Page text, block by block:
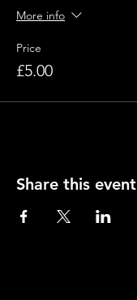
More info
Price
£5.00
Share this event